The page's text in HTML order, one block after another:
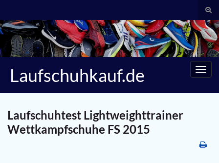
Search for:
Laufschuhkauf.de
Laufschuhtest Lightweighttrainer
Wettkampfschuhe FS 2015